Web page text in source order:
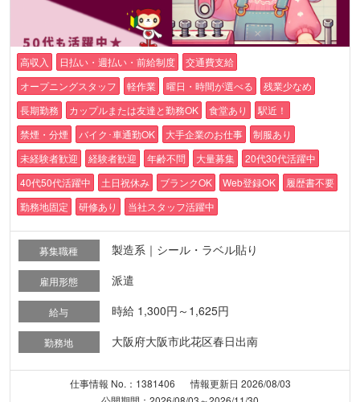
高収入 日払い・週払い・前給制度
交通費支給
オープニングスタッフ
軽作業 曜日・時間が選べる
残業少なめ
長期勤務
カップルまたは友達と勤務OK 食堂あり
駅近！
禁煙・分煙
バイク･車通勤OK 大手企業のお仕事
制服あり
未経験者歓迎
経験者歓迎 年齢不問 大量募集
20代30代活躍中
40代50代活躍中
土日祝休み ブランクOK Web登録OK
履歴書不要
勤務地固定
研修あり 当社スタッフ活躍中
募集職種 製造系｜シール・ラベル貼り
雇用形態 派遣
給与 時給 1,300円～1,625円
勤務地 大阪府大阪市此花区春日出南
仕事情報 No.：1381406
情報更新日 2026/08/03